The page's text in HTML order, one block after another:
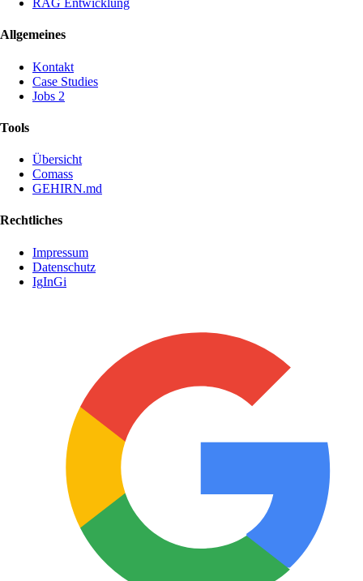
RAG Entwicklung
Allgemeines
Kontakt
Case Studies
Jobs 2
Tools
Übersicht
Comass
GEHIRN.md
Rechtliches
Impressum
Datenschutz
IgInGi